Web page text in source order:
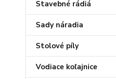
Stavebné rádiá
Sady náradia
Stolové píly
Vodiace koľajnice